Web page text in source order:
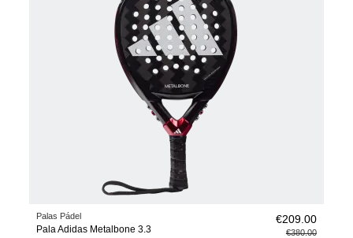
Palas Pádel
Pala Adidas Metalbone 3.3
€209.00
€380.00